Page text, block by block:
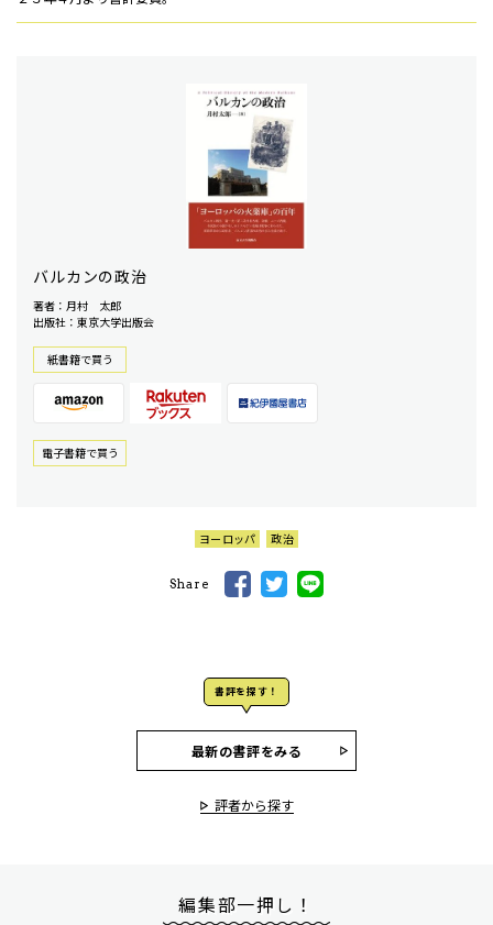
バルカンの政治
著者：月村 太郎
出版社：東京大学出版会
紙書籍で買う
電⼦書籍で買う
ヨーロッパ 政治
Share
書評を探す！
最新の書評をみる
評者から探す
編集部一押し！